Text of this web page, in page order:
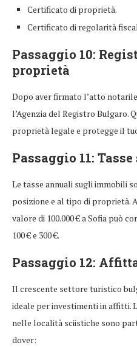
Certificato di proprietà.
Certificato di regolarità
Passaggio 10:
proprietà
Dopo aver firmato l’atto
l’Agenzia del Registro Bulgaro.
proprietà legale e protegge il
Passaggio 11:
Le tasse annuali sugli immobili
posizione e al tipo di proprietà.
valore di 100.000 € a Sofia può
100 € e 300 €.
Passaggio 12:
Il crescente settore turistico
ideale per investimenti in affitti.
nelle località sciistiche sono
dover: